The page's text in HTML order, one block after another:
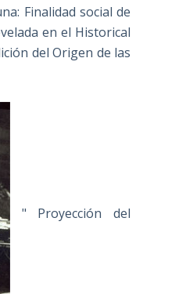
Finalidad social de
en el Historical
del Origen de las
" Proyección del